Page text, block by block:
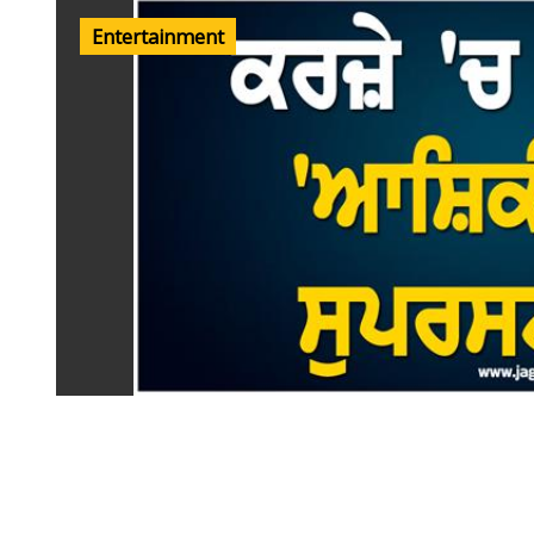
Entertainment